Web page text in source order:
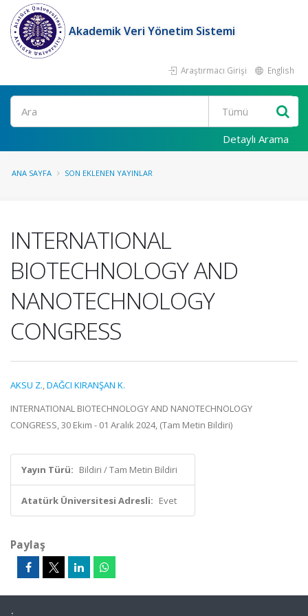
Akademik Veri Yönetim Sistemi
Araştırmacı Girişi English
Ara
Detaylı Arama
ANA SAYFA SON EKLENEN YAYINLAR
INTERNATIONAL
BIOTECHNOLOGY AND
NANOTECHNOLOGY
CONGRESS
AKSU Z.,DAĞCI KIRANŞAN K.
INTERNATIONAL BIOTECHNOLOGY AND NANOTECHNOLOGY
CONGRESS, 30 Ekim - 01 Aralık 2024, (Tam Metin Bildiri)
Yayın Türü: Bildiri / Tam Metin Bildiri
Atatürk Üniversitesi Adresli: Evet
Paylaş